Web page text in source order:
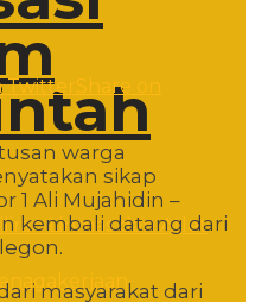
Share on
warga
sikap
1 Ali Mujahidin –
kembali datang dari
masyarakat dari